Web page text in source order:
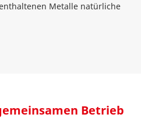
Metalle natürliche
Betrieb